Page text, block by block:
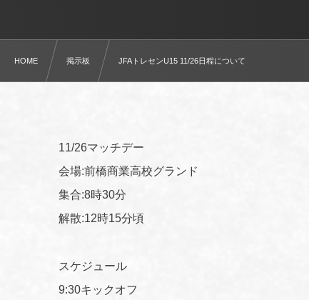
HOME 掲示板 JFAトレセンU15 11/26日程について
11/26マッチデー
会場:前橋商業高校グランド
集合:8時30分
解散:12時15分頃
スケジュール
9:30キックオフ